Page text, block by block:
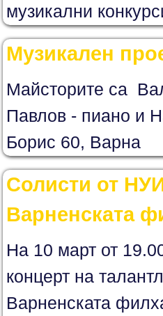
музикални
Музикален
Майсторите са
Павлов - пиано и
Борис 60, Варна
Солисти от
Варненската
На 10 март от
концерт на
Варненската